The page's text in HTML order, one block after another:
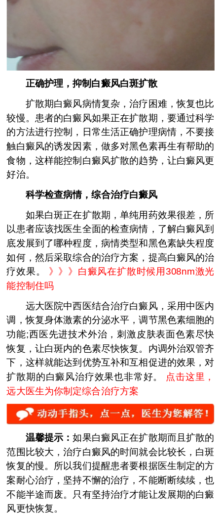
正确护理，抑制白癜风白斑扩散
扩散期白癜风病情复杂，治疗困难，恢复也比
较慢。患者的白癜风如果正在扩散期，要通过科学
的方法进行控制，日常生活正确护理病情，不要接
触白癜风的诱发因素，做多对黑色素再生有帮助的
食物，这样能控制白癜风扩散的趋势，让白癜风更
好治。
科学检查病情，综合治疗白癜风
如果白斑正在扩散期，单纯用药效果很差，所
以患者应该找医生全面的检查病情，了解白癜风到
底发展到了哪种程度，病情类型和黑色素缺失程度
如何，然后采取综合的治疗方案，提高白癜风的治
疗效果。 》》》 白癜风在扩散时候用308nm激光
能控制住吗
远大医院中西医结合治疗白癜风，采用中医内
调，恢复身体激素的分泌水平，调节黑色素细胞的
功能;西医先进技术外治，刺激皮肤表面色素尽快
恢复，让白斑内的色素尽快恢复。内调外治双管齐
下，这样就能达到优势互补和互相促进的效果，对
扩散期的白癜风治疗效果也非常好。 点击这里，
远大医生为你制定综合治疗方案
温馨提示：如果白癜风正在扩散期而且扩散的
范围比较大，治疗白癜风的时间就会比较长，白斑
恢复的慢。所以我们提醒患者要根据医生制定的方
案耐心治疗，坚持不懈的治疗，不能断断续续，也
不能半途而废。只有坚持治疗才能让发展期的白癜
风更快恢复。